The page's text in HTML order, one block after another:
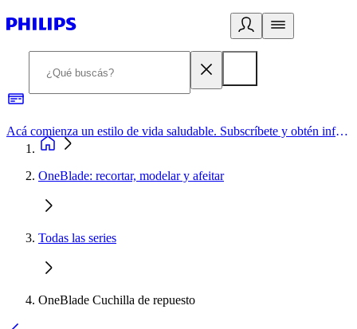
Acá comienza un estilo de vida saludable. Subscríbete y obtén información de primera mano
OneBlade: recortar, modelar y afeitar
Todas las series
OneBlade Cuchilla de repuesto